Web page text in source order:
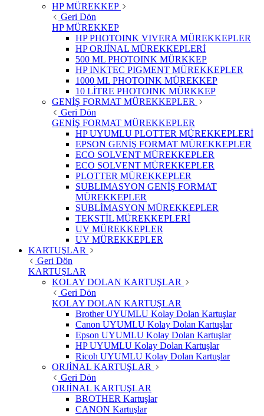
HP MÜREKKEP
Geri Dön
HP MÜREKKEP
HP PHOTOINK VIVERA MÜREKKEPLER
HP ORJİNAL MÜREKKEPLERİ
500 ML PHOTOINK MÜRKKEP
HP INKTEC PIGMENT MÜREKKEPLER
1000 ML PHOTOINK MÜREKKEP
10 LİTRE PHOTOINK MÜRKKEP
GENİŞ FORMAT MÜREKKEPLER
Geri Dön
GENİŞ FORMAT MÜREKKEPLER
HP UYUMLU PLOTTER MÜREKKEPLERİ
EPSON GENİŞ FORMAT MÜREKKEPLER
ECO SOLVENT MÜREKKEPLER
ECO SOLVENT MÜREKKEPLER
PLOTTER MÜREKKEPLER
SUBLIMASYON GENİŞ FORMAT
MÜREKKEPLER
SUBLİMASYON MÜREKKEPLER
TEKSTİL MÜREKKEPLERİ
UV MÜREKKEPLER
UV MÜREKKEPLER
KARTUŞLAR
Geri Dön
KARTUŞLAR
KOLAY DOLAN KARTUŞLAR
Geri Dön
KOLAY DOLAN KARTUŞLAR
Brother UYUMLU Kolay Dolan Kartuşlar
Canon UYUMLU Kolay Dolan Kartuşlar
Epson UYUMLU Kolay Dolan Kartuşlar
HP UYUMLU Kolay Dolan Kartuşlar
Ricoh UYUMLU Kolay Dolan Kartuşlar
ORJİNAL KARTUŞLAR
Geri Dön
ORJİNAL KARTUŞLAR
BROTHER Kartuşlar
CANON Kartuşlar